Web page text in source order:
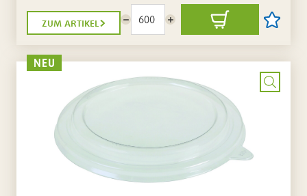
zum artikel
Menge
reduzieren
Menge
erhöhen
In
den
Artikel
/
NEU
Bild